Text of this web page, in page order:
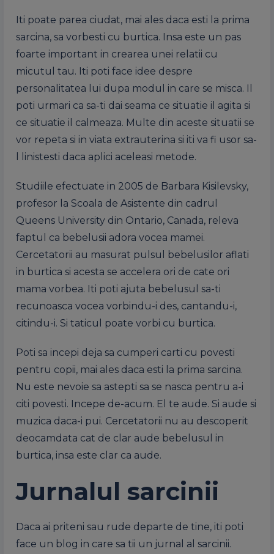
Iti poate parea ciudat, mai ales daca esti la prima
sarcina, sa vorbesti cu burtica. Insa este un pas
foarte important in crearea unei relatii cu
micutul tau. Iti poti face idee despre
personalitatea lui dupa modul in care se misca. Il
poti urmari ca sa-ti dai seama ce situatie il agita si
ce situatie il calmeaza. Multe din aceste situatii se
vor repeta si in viata extrauterina si iti va fi usor sa-
l linistesti daca aplici aceleasi metode.
Studiile efectuate in 2005 de Barbara Kisilevsky,
profesor la Scoala de Asistente din cadrul
Queens University din Ontario, Canada, releva
faptul ca bebelusii adora vocea mamei.
Cercetatorii au masurat pulsul bebelusilor aflati
in burtica si acesta se accelera ori de cate ori
mama vorbea. Iti poti ajuta bebelusul sa-ti
recunoasca vocea vorbindu-i des, cantandu-i,
citindu-i. Si taticul poate vorbi cu burtica.
Poti sa incepi deja sa cumperi carti cu povesti
pentru copii, mai ales daca esti la prima sarcina.
Nu este nevoie sa astepti sa se nasca pentru a-i
citi povesti. Incepe de-acum. El te aude. Si aude si
muzica daca-i pui. Cercetatorii nu au descoperit
deocamdata cat de clar aude bebelusul in
burtica, insa este clar ca aude.
Jurnalul sarcinii
Daca ai priteni sau rude departe de tine, iti poti
face un blog in care sa tii un jurnal al sarcinii.